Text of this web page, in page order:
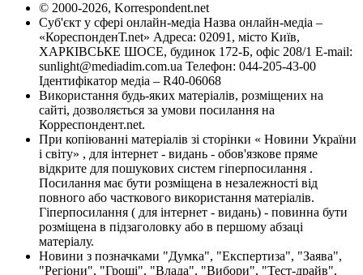
© 2000-2026, Korrespondent.net
Суб'єкт у сфері онлайн-медіа Назва онлайн-медіа –
«КореспонденТ.net» Адреса: 02091, місто Київ,
ХАРКІВСЬКЕ ШОСЕ, будинок 172-Б, офіс 208/1 E-mail:
sunlight@mediadim.com.ua Телефон: 044-205-43-00
Ідентифікатор медіа – R40-06068
Використання будь-яких матеріалів, розміщених на
сайті, дозволяється за умови посилання на
Корреспондент.net.
При копіюванні матеріалів зі сторінки « Новини України
і світу» , для інтернет - видань - обов'язкове пряме
відкрите для пошукових систем гіперпосилання .
Посилання має бути розміщена в незалежності від
повного або часткового використання матеріалів.
Гіперпосилання ( для інтернет - видань) - повинна бути
розміщена в підзаголовку або в першому абзаці
матеріалу.
Новини з позначками "Думка", "Експертиза", "Заява",
"Регіони", "Гроші", "Влада", "Вибори", "Тест-драйв",